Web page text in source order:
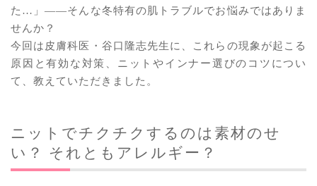
た…」――そんな冬特有の肌トラブルでお悩みではありま
せんか？
今回は皮膚科医・谷口隆志先生に、これらの現象が起こる
原因と有効な対策、ニットやインナー選びのコツについ
て、教えていただきました。
ニットでチクチクするのは素材のせ
い？ それともアレルギー？